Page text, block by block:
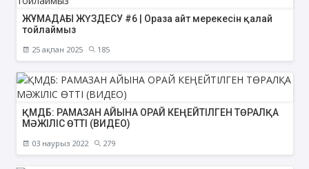
ЖҰМАДАҒЫ ЖҮЗДЕСУ #6 | Ораза айт мерекесін қалай
тойлаймыз
25 ақпан 2025 185
ҚМДБ: РАМАЗАН АЙЫНА ОРАЙ КЕҢЕЙТІЛГЕН ТӨРАЛҚА
МӘЖІЛІС ӨТТІ (ВИДЕО)
03 наурыз 2022 279